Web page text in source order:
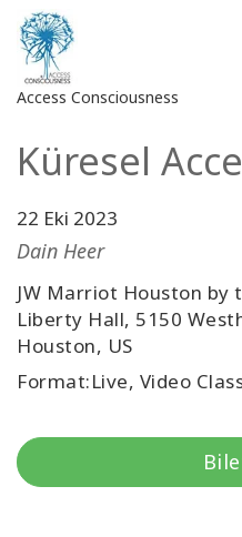
Access Consciousness
Hesabınızda
açın
Access
Bars
Küresel
22 Eki 2023
Dain Heer
JW Marriot Houston by
Liberty Hall, 5150
Houston, US
Format:Live, Video